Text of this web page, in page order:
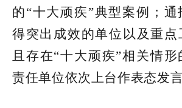
的“十大顽疾”典型案例；通
得突出成效的单位以及重点
且存在“十大顽疾”相关情
责任单位依次上台作表态发言